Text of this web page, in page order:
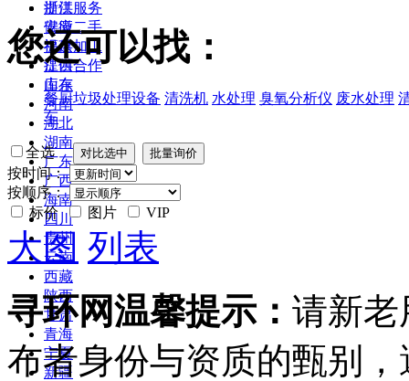
浙江
安徽
福建
江西
山东
河南
湖北
湖南
广东
广西
海南
四川
贵州
云南
西藏
陕西
甘肃
青海
宁夏
新疆
提供服务
供应二手
提供加工
提供合作
库存
您还可以找：
餐厨垃圾处理设备 清洗机 水处理 臭氧分析仪 废水处理
车
全选
按时间：
按顺序：
标价
图片 VIP
大图 列表
寻环网温馨提示： 请新老
布者身份与资质的甄别